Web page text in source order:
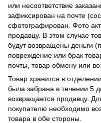
или несоответствие
зафиксирован на почте
сфотографирован. Фото
продавцу. В этом случае
будут возвращены деньги
повреждение или брак
почты, товар обмену или
Товар хранится в
была забрана в течении 5
возвращается продавцу.
покупателю необходимо
товара в обе стороны.